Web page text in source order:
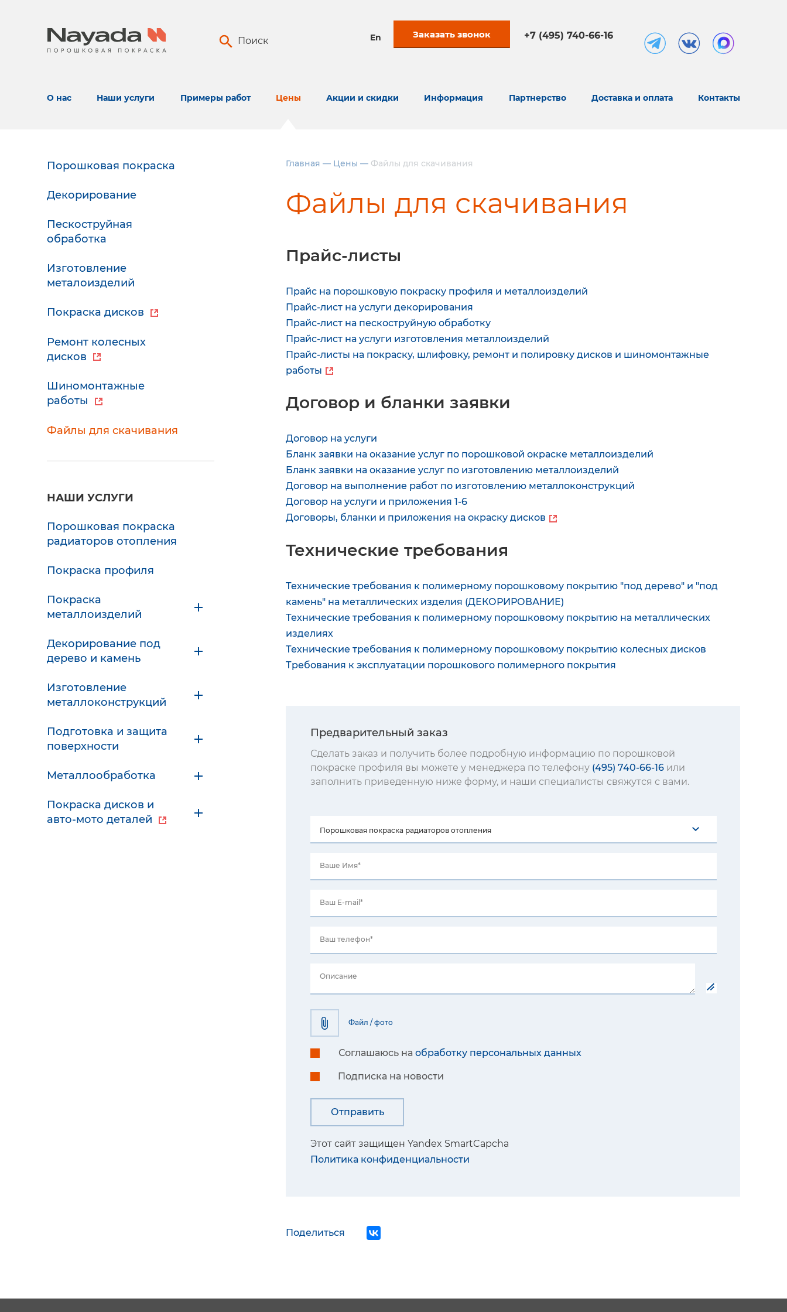
Поиск En Заказать звонок +7 (495) 740-66-16
О нас Наши услуги Примеры работ Цены Акции и скидки Информация Партнерство Доставка и оплата Контакты
Порошковая покраска
Декорирование
Пескоструйная
обработка
Изготовление
металоизделий
Покраска дисков
Ремонт колесных
дисков
Шиномонтажные
работы
Файлы для скачивания
НАШИ УСЛУГИ
Порошковая покраска
радиаторов отопления
Покраска профиля
Покраска
металлоизделий
Декорирование под
дерево и камень
Изготовление
металлоконструкций
Подготовка и защита
поверхности
Металлообработка
Покраска дисков и
авто-мото деталей
Главная — Цены — Файлы для скачивания
Файлы для скачивания
Прайс-листы
Прайс на порошковую покраску профиля и металлоизделий
Прайс-лист на услуги декорирования
Прайс-лист на пескоструйную обработку
Прайс-лист на услуги изготовления металлоизделий
Прайс-листы на покраску, шлифовку, ремонт и полировку дисков и шиномонтажные
работы
Договор и бланки заявки
Договор на услуги
Бланк заявки на оказание услуг по порошковой окраске металлоизделий
Бланк заявки на оказание услуг по изготовлению металлоизделий
Договор на выполнение работ по изготовлению металлоконструкций
Договор на услуги и приложения 1-6
Договоры, бланки и приложения на окраску дисков
Технические требования
Технические требования к полимерному порошковому покрытию "под дерево" и "под
камень" на металлических изделия (ДЕКОРИРОВАНИЕ)
Технические требования к полимерному порошковому покрытию на металлических
изделиях
Технические требования к полимерному порошковому покрытию колесных дисков
Требования к эксплуатации порошкового полимерного покрытия
Предварительный заказ
Сделать заказ и получить более подробную информацию по порошковой
покраске профиля вы можете у менеджера по телефону (495) 740-66-16 или
заполнить приведенную ниже форму, и наши специалисты свяжутся с вами.
Ваше Имя*
Ваш E-mail*
Ваш телефон*
Описание
Файл / фото
Соглашаюсь на обработку персональных данных
Подписка на новости
Этот сайт защищен Yandex SmartCapcha
Политика конфиденциальности
Поделиться